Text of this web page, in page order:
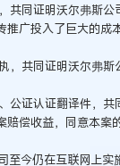
共同证明沃尔弗斯
广投入了巨大的成本
共同证明沃尔弗斯
公证认证翻译件，
偿收益，同意本案
今仍在互联网上实